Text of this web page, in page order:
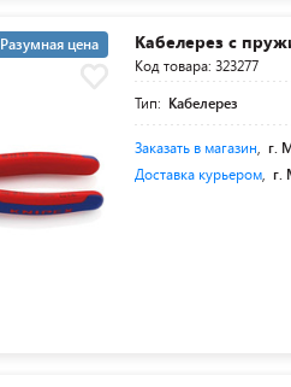
Разумная цена Кабелерез с
Код товара: 323277
Тип: Кабелерез
Заказать в магазин, г.
Доставка курьером, г.